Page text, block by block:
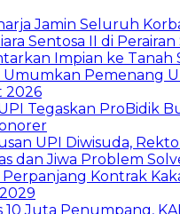
Jamin Seluruh
Sentosa II di
Impian ke Tanah
Umumkan Pemenang
2026
Tegaskan ProBidik
UPI Diwisuda,
dan Jiwa Problem
Perpanjang Kontrak
10 Juta Penumpang,